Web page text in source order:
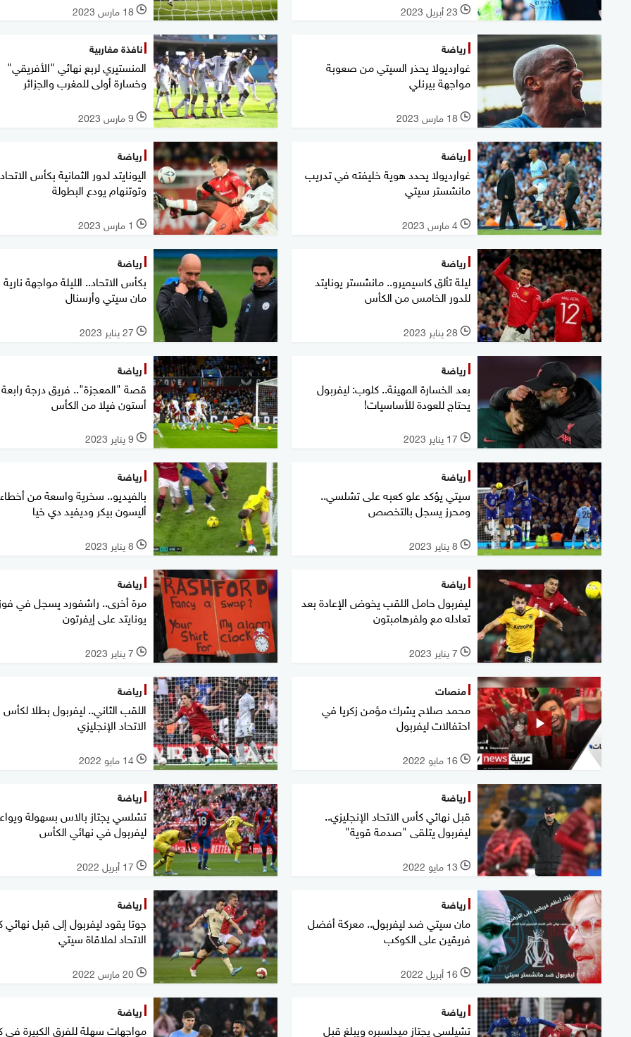
l 23 أبريل 2023 l 18 مارس 2023
رياضة
غوارديولا يحذر السيتي من صعوبة
مواجهة بيرنلي
l 18 مارس 2023
نافذة مغاربية
المنستيري لربع نهائي "الأفريقي"
وخسارة أولى للمغرب والجزائر
l 9 مارس 2023
رياضة
غوارديولا يحدد هوية خليفته في تدريب
مانشستر سيتي
l 4 مارس 2023
رياضة
اليونايتد لدور الثمانية بكأس
وتوتنهام يودع البطولة
l 1 مارس 2023
رياضة
ليلة تألق كاسيميرو.. مانشستر يونايتد
للدور الخامس من الكأس
l 28 يناير 2023
رياضة
بكأس الاتحاد.. الليلة مواجهة
مان سيتي وأرسنال
l 27 يناير 2023
رياضة
بعد الخسارة المهينة.. كلوب: ليفربول
يحتاج للعودة للأساسيات!
l 17 يناير 2023
رياضة
قصة "المعجزة".. فريق درجة
أستون فيلا من الكأس
l 9 يناير 2023
رياضة
سيتي يؤكد علو كعبه على تشلسي..
ومحرز يسجل بالتخصص
l 8 يناير 2023
رياضة
بالفيديو.. سخرية واسعة من أخطاء
أليسون بيكر وديفيد دي خيا
l 8 يناير 2023
رياضة
ليفربول حامل اللقب يخوض الإعادة بعد
تعادله مع ولفرهامبتون
l 7 يناير 2023
رياضة
مرة أخرى.. راشفورد يسجل في فوز
يونايتد على إيفرتون
l 7 يناير 2023
منصات
محمد صلاح يشرك مؤمن زكريا في
احتفالات ليفربول
l 16 مايو 2022
رياضة
اللقب الثاني.. ليفربول بطلا لكأس
الاتحاد الإنجليزي
l 14 مايو 2022
رياضة
قبل نهائي كأس الاتحاد الإنجليزي..
ليفربول يتلقى "صدمة قوية"
l 13 مايو 2022
رياضة
تشلسي يجتاز بالاس بسهولة
ليفربول في نهائي الكأس
l 17 أبريل 2022
رياضة
مان سيتي ضد ليفربول.. معركة أفضل
فريقين على الكوكب
l 16 أبريل 2022
رياضة
جوتا يقود ليفربول إلى قبل
الاتحاد لملاقاة سيتي
l 20 مارس 2022
رياضة
تشيلسي يجتاز ميدلسبره ويبلغ قبل
رياضة
مواجهات سهلة للفرق الكبيرة